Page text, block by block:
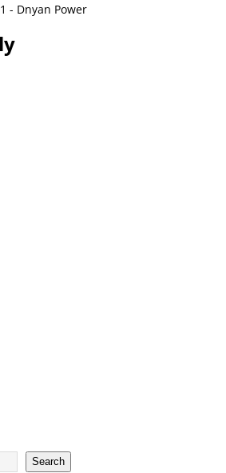
1 - Dnyan Power
Search